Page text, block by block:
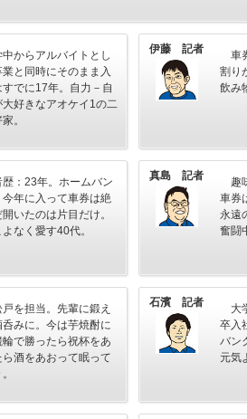
からアルバイトとし
と同時にそのまま入
でに17年。自力－自
大好きなアオケイ1の二
。
伊藤 記者
車
割り
飲み
：23年。ホームバン
今年に入って車券は絶
いたのは片目だけ。
なく愛す40代。
真島 記者
趣
車券
永遠
奮闘
を担当。先輩に鍛え
呑みに。今は芋焼酎に
で勝ったら祝杯をあ
酒をあおって眠って
石濱 記者
大
卒入
バン
元気